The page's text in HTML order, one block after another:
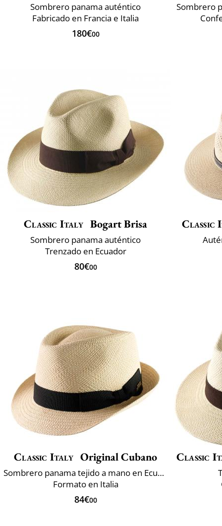
Sombrero panama auténtico
Fabricado en Francia e Italia
180€00
Classic Italy Bogart Brisa
Sombrero panama auténtico
Trenzado en Ecuador
80€00
Classic
Classic Italy Original Cubano
Sombrero panama tejido a mano en Ecuador
Formato en Italia
84€00
Classic